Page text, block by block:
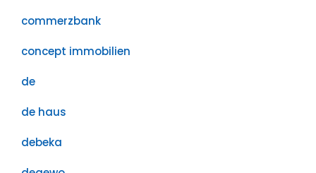
commerzbank
concept immobilien
de
de haus
debeka